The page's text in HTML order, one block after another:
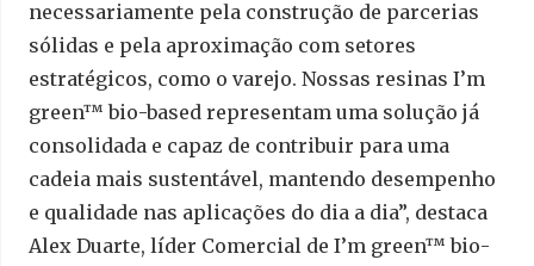
necessariamente pela construção de parcerias
sólidas e pela aproximação com setores
estratégicos, como o varejo. Nossas resinas I’m
green™ bio-based representam uma solução já
consolidada e capaz de contribuir para uma
cadeia mais sustentável, mantendo desempenho
e qualidade nas aplicações do dia a dia”, destaca
Alex Duarte, líder Comercial de I’m green™ bio-